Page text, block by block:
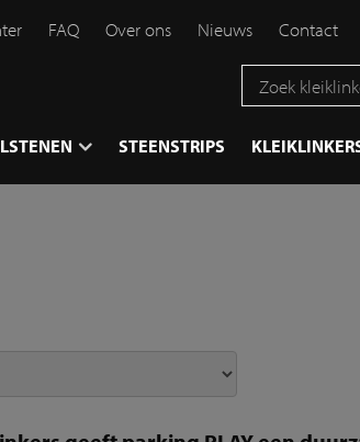
FAQ Over ons Nieuws Contact
STEENSTRIPS